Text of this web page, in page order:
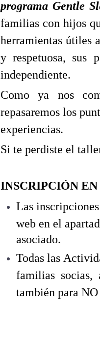
programa Gentle
familias con hijos
herramientas útiles
y respetuosa, sus
independiente.
Como ya nos
repasaremos los
experiencias.
Si te perdiste el
INSCRIPCIÓN
Las
web en el
asociado.
Todas las
familias
también para